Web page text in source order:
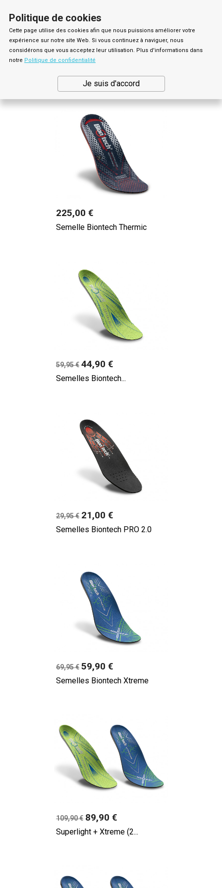
Politique de cookies
Cette page utilise des cookies afin que nous puissions améliorer votre
expérience sur notre site Web. Si vous continuez à naviguer, nous
considérons que vous acceptez leur utilisation. Plus d'informations dans
notre Politique de confidentialité
Je suis d'accord

Prix
225,00 €
Semelle Biontech Thermic
59,95 € Prix
44,90 €
Semelles Biontech...
29,95 € Prix
21,00 €
Semelles Biontech PRO 2.0
69,95 € Prix
59,90 €
Semelles Biontech Xtreme
109,90 € Prix
89,90 €
Superlight + Xtreme (2...